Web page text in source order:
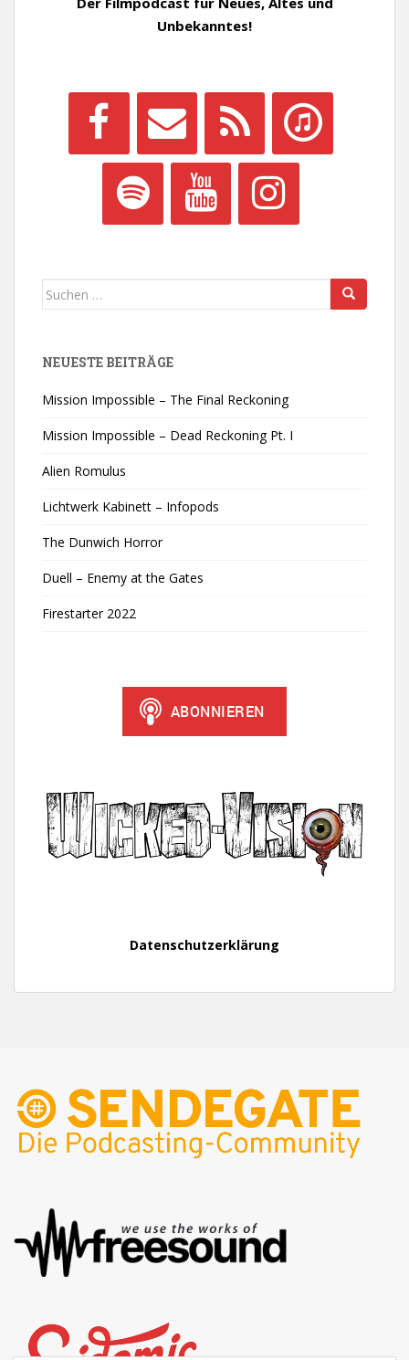
Unbekanntes!
Suchen
NEUESTE BEITRÄGE
Mission Impossible – The Final Reckoning
Mission Impossible – Dead Reckoning Pt. I
Alien Romulus
Lichtwerk Kabinett – Infopods
The Dunwich Horror
Duell – Enemy at the Gates
Firestarter 2022
Datenschutzerklärung